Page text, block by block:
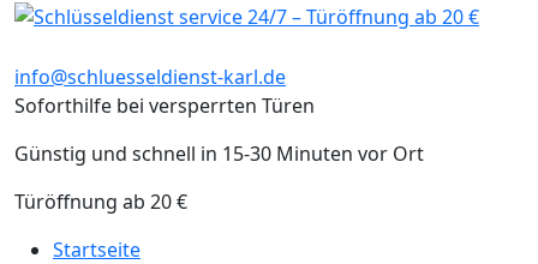
info@schluesseldienst-karl.de
Soforthilfe bei versperrten Türen
Günstig und schnell in 15-30 Minuten vor Ort
Türöffnung ab 20 €
Startseite